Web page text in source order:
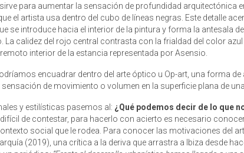
para aumentar la sensación de profundidad arquitectónica
el artista usa dentro del cubo de líneas negras. Este detalle
se introduce hacia el interior de la pintura y forma la antesala
La calidez del rojo central contrasta con la frialdad del color
interior de la estancia representada por Asensio.
encuadrar dentro del arte óptico u Op-art, una forma
de movimiento o volumen en la superficie plana de
y estilísticas pasemos al: ¿Qué podemos decir de lo que
de contestar, para hacerlo con acierto es necesario
social que le rodea. Para conocer las motivaciones del
(2019), una crítica a la deriva que arrastra a Ibiza desde